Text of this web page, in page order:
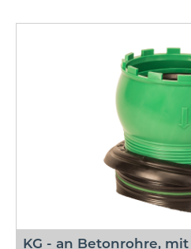
KG - an Betonrohre,